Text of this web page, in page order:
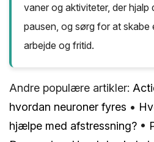
vaner og aktiviteter, der hjalp
pausen, og sørg for at skabe
arbejde og fritid.
Andre populære artikler:
hvordan neuroner fyres •
hjælpe med afstressning? •